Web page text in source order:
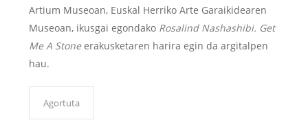
Artium Museoan, Euskal Herriko Arte Garaikidearen
Museoan, ikusgai egondako Rosalind Nashashibi. Get
Me A Stoneerakusketaren harira egin da argitalpen
hau.
Agortuta